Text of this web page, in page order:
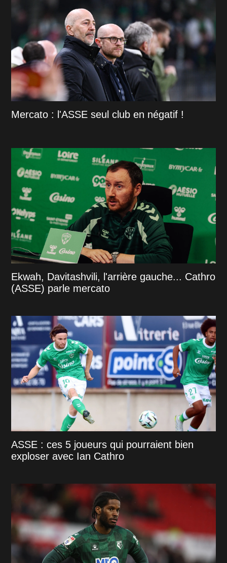
Mercato : l'ASSE seul club en négatif !
Ekwah, Davitashvili, l'arrière gauche... Cathro
(ASSE) parle mercato
ASSE : ces 5 joueurs qui pourraient bien
exploser avec Ian Cathro